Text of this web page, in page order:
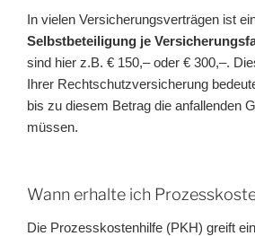
In vielen Versicherungsverträgen ist
Selbstbeteiligung je
sind hier z.B. € 150,– oder € 300,–.
Ihrer Rechtschutzversicherung
bis zu diesem Betrag die anfallenden
müssen.
Wann erhalte ich
Die Prozesskostenhilfe (PKH) greift